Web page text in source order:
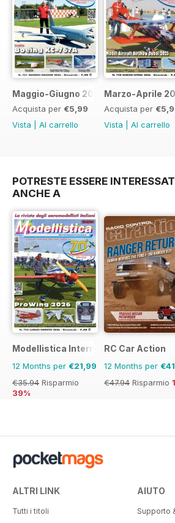
Maggio-Giugno 2026
Acquista per €5,99
Vista
Al carrello
Marzo-Aprile
Acquista per
Vista
Al carrello
POTRESTE ESSERE
ANCHE A
Modellistica International
12 Months per €21,99
€35.94 Risparmio
39%
RC Car Action
12 Months per
€47.94 Risparmio
ALTRI LINK
Tutti i titoli
AIUTO
Supporto